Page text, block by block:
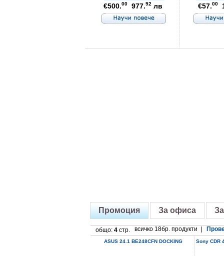
€500.00977.92 лв €57.00
Промоция За офиса
общо: 4стр. всичко 18бр. продукти |
ASUS 24.1 BE248CFN DOCKING Sony CDR